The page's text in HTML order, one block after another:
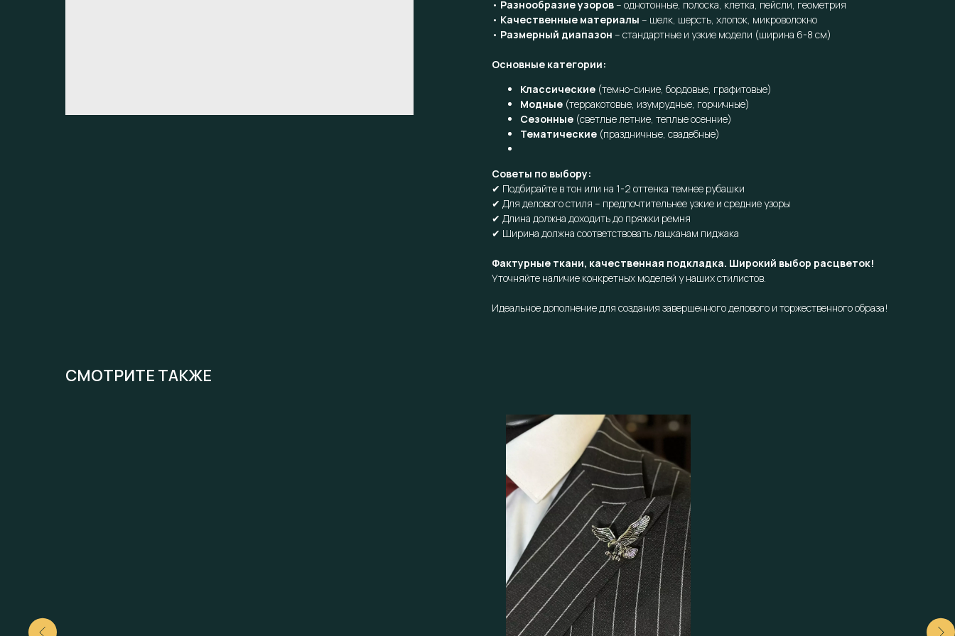
• Разнообразие узоров– однотонные, полоска, клетка, пейсли, геометрия
• Качественные материалы – шелк, шерсть, хлопок, микроволокно
• Размерный диапазон – стандартные и узкие модели (ширина 6-8 см)
Основные категории:
Классические (темно-синие, бордовые, графитовые)
Модные (терракотовые, изумрудные, горчичные)
Сезонные (светлые летние, теплые осенние)
Тематические (праздничные, свадебные)
Советы по выбору:
✔ Подбирайте в тон или на 1-2 оттенка темнее рубашки
✔ Для делового стиля – предпочтительнее узкие и средние узоры
✔ Длина должна доходить до пряжки ремня
✔ Ширина должна соответствовать лацканам пиджака
Фактурные ткани, качественная подкладка. Широкий выбор расцветок!
Уточняйте наличие конкретных моделей у наших стилистов.
Идеальное дополнение для создания завершенного делового и торжественного образа!
СМОТРИТЕ ТАКЖЕ